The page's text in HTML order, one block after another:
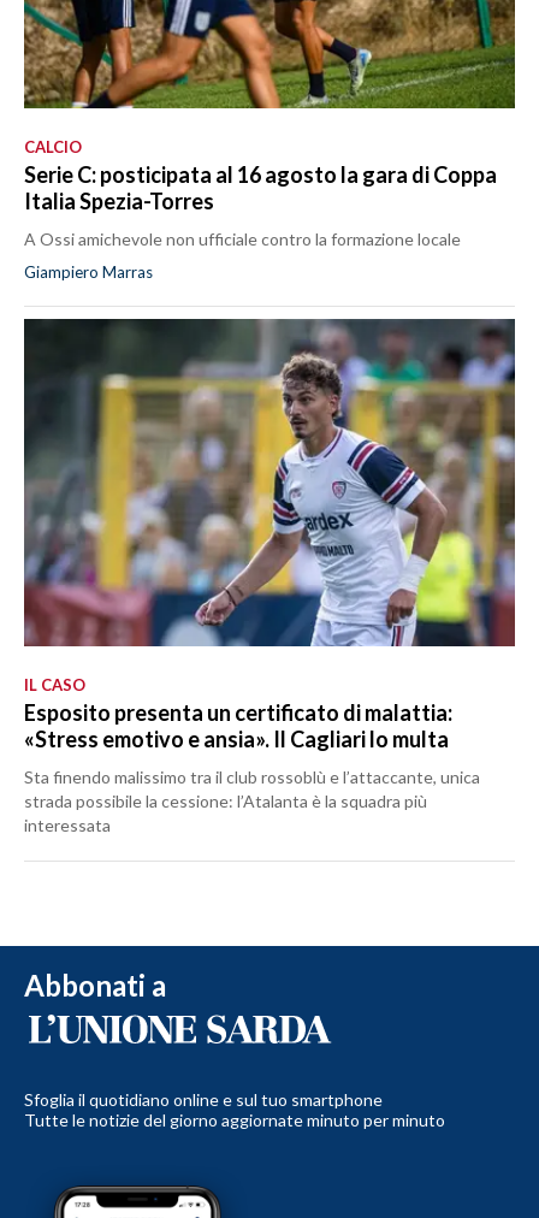
CALCIO
Serie C: posticipata al 16 agosto la gara di Coppa
Italia Spezia-Torres
A Ossi amichevole non ufficiale contro la formazione locale
Giampiero Marras
IL CASO
Esposito presenta un certificato di malattia:
«Stress emotivo e ansia». Il Cagliari lo multa
Sta finendo malissimo tra il club rossoblù e l’attaccante, unica
strada possibile la cessione: l’Atalanta è la squadra più
interessata
Abbonati a
Sfoglia il quotidiano online e sul tuo smartphone
Tutte le notizie del giorno aggiornate minuto per minuto